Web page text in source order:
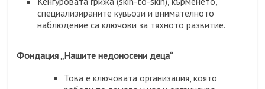
специализираните кувьози и внимателното
наблюдение са ключови за тяхното развитие.
Фондация „Нашите недоносени деца“
Това е ключовата организация, която